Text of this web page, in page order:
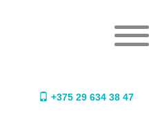
Меню
+375 29 634 38 47